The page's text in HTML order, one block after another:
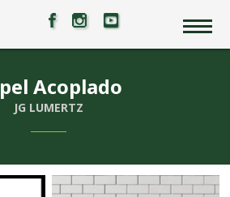
Acoplado
JG LUMERTZ